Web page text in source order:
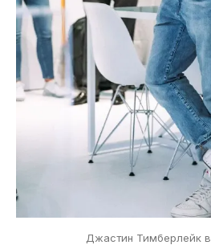
Джастин Тимберлейк в